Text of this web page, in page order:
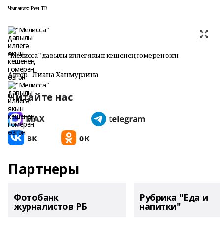
Чыганак: Рен ТВ
"Мелисса" давылы иллегә якын кешенең гомерен өзгән
Автор: Лиана Ханмурзина
Читайте нас
Партнеры
Фотобанк
журналистов РБ
Рубрика "Еда и
напитки"